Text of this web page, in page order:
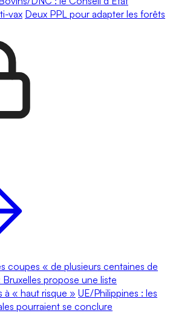
vax Deux PPL pour adapter les forêts
coupes « de plusieurs centaines de
Bruxelles propose une liste
à « haut risque » UE/Philippines : les
pourraient se conclure